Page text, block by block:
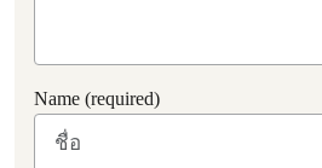
Name (required)